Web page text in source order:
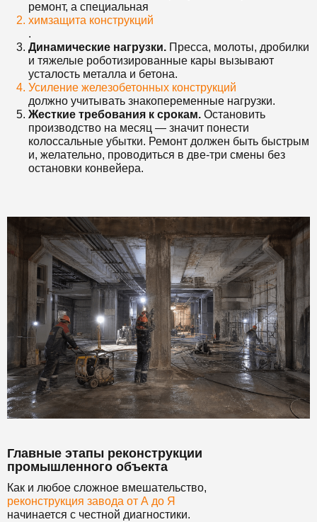
ремонт, а специальная
химзащита конструкций
.
Динамические нагрузки. Пресса, молоты, дробилки
и тяжелые роботизированные кары вызывают
усталость металла и бетона.
Усиление железобетонных конструкций
должно учитывать знакопеременные нагрузки.
Жесткие требования к срокам. Остановить
производство на месяц — значит понести
колоссальные убытки. Ремонт должен быть быстрым
и, желательно, проводиться в две-три смены без
остановки конвейера.
Главные этапы реконструкции
промышленного объекта
Как и любое сложное вмешательство,
реконструкция завода от А до Я
начинается с честной диагностики.